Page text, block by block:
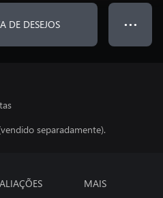
DE DESEJOS ● ● ●
separadamente).
MAIS